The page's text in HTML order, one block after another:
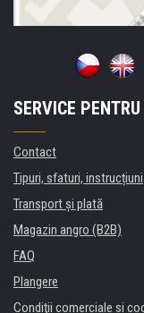
SERVICE
Contact
Tipuri, sfaturi, instrucțiuni
Transport şi plată
Magazin angro (B2B)
FAQ
Plangere
Condiţii comerciale si